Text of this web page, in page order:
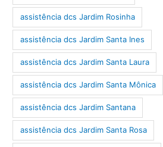
assistência dcs Jardim Rosinha
assistência dcs Jardim Santa Ines
assistência dcs Jardim Santa Laura
assistência dcs Jardim Santa Mônica
assistência dcs Jardim Santana
assistência dcs Jardim Santa Rosa